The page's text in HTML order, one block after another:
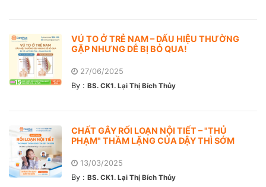
VÚ TO Ở TRẺ NAM – DẤU HIỆU THƯỜNG
GẶP NHƯNG DỄ BỊ BỎ QUA!
27/06/2025
By : BS. CK1. Lại Thị Bích Thủy
CHẤT GÂY RỐI LOẠN NỘI TIẾT – "THỦ
PHẠM" THẦM LẶNG CỦA DẬY THÌ SỚM
13/03/2025
By : BS. CK1. Lại Thị Bích Thủy